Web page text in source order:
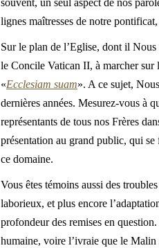
souvent, un seul aspect de nos
lignes maîtresses de notre
Sur le plan de l’Eglise, dont il
le Concile Vatican II, à marcher sur
«Ecclesiam suam». A ce sujet,
dernières années. Mesurez-vous à
représentants de tous nos Frères
présentation au grand public, qui
ce domaine.
Vous êtes témoins aussi des
laborieux, et plus encore
profondeur des remises en
humaine, voire l’ivraie que le Malin